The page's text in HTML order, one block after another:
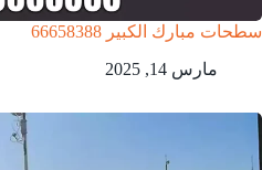
سطحات مبارك الكبير 66658388
مارس 14, 2025